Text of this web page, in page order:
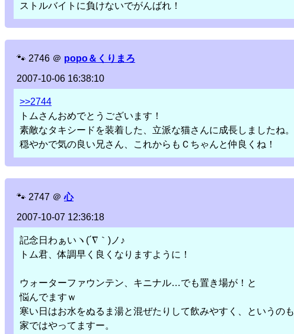
ストルバイトに負けないでがんばれ！
🐾 2746 ＠ popo＆くりまろ
2007-10-06 16:38:10
>>2744
トムさんおめでとうございます！
素敵なタキシードを装着した、立派な猫さんに成長しましたね。
穏やかで気の良い兄さん、これからもＣちゃんと仲良くね！
🐾 2747 ＠ 心
2007-10-07 12:36:18
記念日わぁいヽ(´∇｀)ノ♪
トム君、体調早く良くなりますように！
ウォーターファウンテン、キニナル…でも置き場が！と
悩んでますｗ
寒い日はお水をぬるま湯と混ぜたりして飲みやすく、というのも
家ではやってますー。